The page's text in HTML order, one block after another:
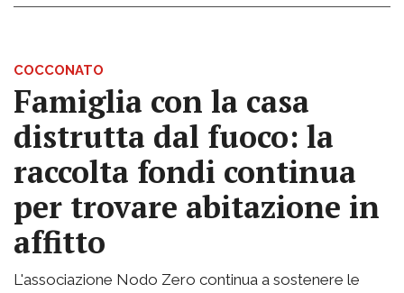
COCCONATO
Famiglia con la casa
distrutta dal fuoco: la
raccolta fondi continua
per trovare abitazione in
affitto
L'associazione Nodo Zero continua a sostenere le